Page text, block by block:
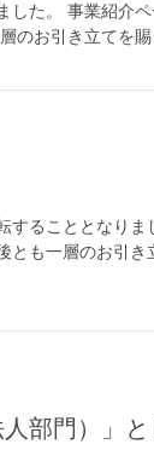
した。 事業紹介
のお引き立てを
ることとなり
とも一層のお引
人部門）」